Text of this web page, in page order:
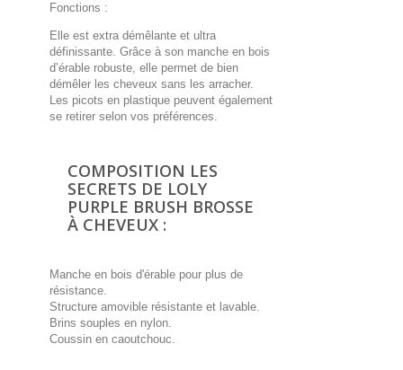
Fonctions :
Elle est extra démêlante et ultra
définissante. Grâce à son manche en bois
d’érable robuste, elle permet de bien
démêler les cheveux sans les arracher.
Les picots en plastique peuvent également
se retirer selon vos préférences.
COMPOSITION LES
SECRETS DE LOLY
PURPLE BRUSH BROSSE
À CHEVEUX :
Manche en bois d'érable pour plus de
résistance.
Structure amovible résistante et lavable.
Brins souples en nylon.
Coussin en caoutchouc.